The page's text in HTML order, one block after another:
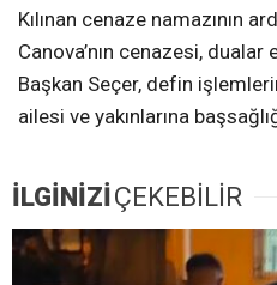
Kılınan cenaze namazının
Canova’nın cenazesi,
Başkan Seçer, defin
ailesi ve yakınlarına
İLGİNİZİÇEKEBİLİR